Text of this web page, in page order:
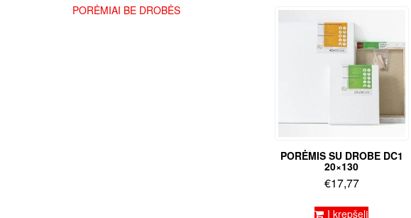
PORĖMIAI BE DROBĖS
PORĖMIS SU DROBE DC1
20×130
€17,77
Į krepšelį